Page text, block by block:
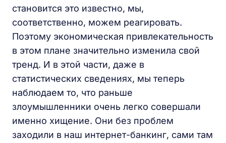
становится это известно, мы,
соответственно, можем реагировать.
Поэтому экономическая привлекательность
в этом плане значительно изменила свой
тренд. И в этой части, даже в
статистических сведениях, мы теперь
наблюдаем то, что раньше
злоумышленники очень легко совершали
именно хищение. Они без проблем
заходили в наш интернет-банкинг, сами там